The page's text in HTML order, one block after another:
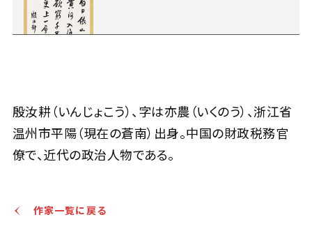
殷汝耕（いんじょこう）、字は亦農（いくのう）、浙江省
温州市平陽（現在の蒼南）出身。中国の財政税務官
僚で、近代の政治人物である。
殷汝耕 行書李白詩
主催 Jo's Auction
開催 2021/10/22
作家一覧に戻る